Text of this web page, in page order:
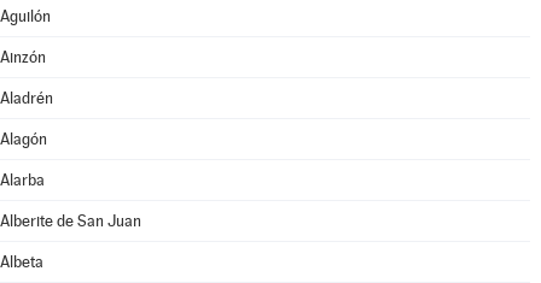
Aguilón
Ainzón
Aladrén
Alagón
Alarba
Alberite de San Juan
Albeta